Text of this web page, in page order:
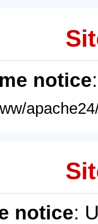
notice
notice: